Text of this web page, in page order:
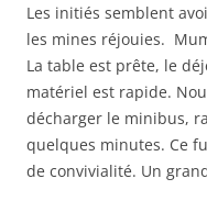
Les initiés semblent
les mines réjouies.
La table est prête, le
matériel est rapide.
décharger le minibus,
quelques minutes. Ce
de convivialité. Un